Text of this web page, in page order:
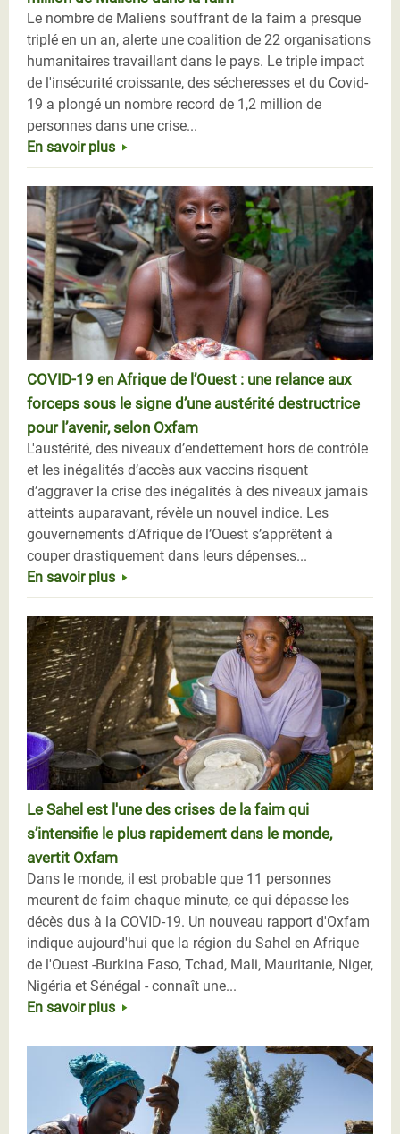
Le nombre de Maliens souffrant de la faim a presque
triplé en un an, alerte une coalition de 22 organisations
humanitaires travaillant dans le pays. Le triple impact
de l'insécurité croissante, des sécheresses et du Covid-
19 a plongé un nombre record de 1,2 million de
personnes dans une crise...
En savoir plus
COVID-19 en Afrique de l’Ouest : une relance aux
forceps sous le signe d’une austérité destructrice
pour l’avenir, selon Oxfam
L'austérité, des niveaux d’endettement hors de contrôle
et les inégalités d’accès aux vaccins risquent
d’aggraver la crise des inégalités à des niveaux jamais
atteints auparavant, révèle un nouvel indice. Les
gouvernements d’Afrique de l’Ouest s’apprêtent à
couper drastiquement dans leurs dépenses...
En savoir plus
Le Sahel est l'une des crises de la faim qui
s’intensifie le plus rapidement dans le monde,
avertit Oxfam
Dans le monde, il est probable que 11 personnes
meurent de faim chaque minute, ce qui dépasse les
décès dus à la COVID-19. Un nouveau rapport d'Oxfam
indique aujourd'hui que la région du Sahel en Afrique
de l'Ouest -Burkina Faso, Tchad, Mali, Mauritanie, Niger,
Nigéria et Sénégal - connaît une...
En savoir plus